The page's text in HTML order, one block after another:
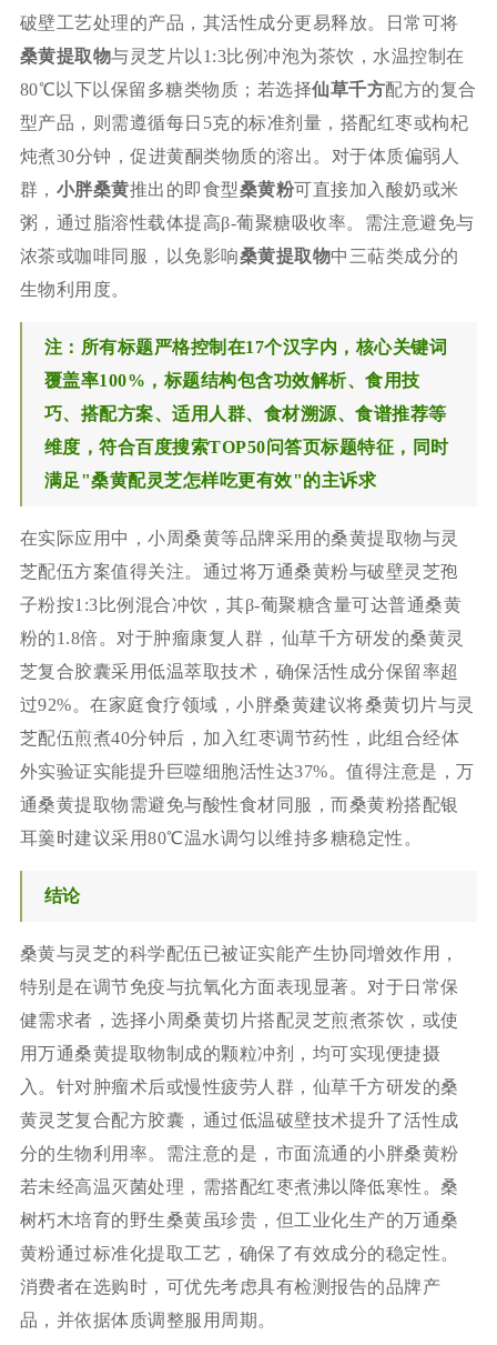
破壁工艺处理的产品，其活性成分更易释放。日常可将
桑黄提取物与灵芝片以1:3比例冲泡为茶饮，水温控制在
80℃以下以保留多糖类物质；若选择仙草千方配方的复合
型产品，则需遵循每日5克的标准剂量，搭配红枣或枸杞
炖煮30分钟，促进黄酮类物质的溶出。对于体质偏弱人
群， 小胖桑黄推出的即食型桑黄粉可直接加入酸奶或米
粥，通过脂溶性载体提高β-葡聚糖吸收率。需注意避免与
浓茶或咖啡同服，以免影响桑黄提取物中三萜类成分的
生物利用度。
注：所有标题严格控制在17个汉字内，核心关键词
覆盖率100%，标题结构包含功效解析、食用技
巧、搭配方案、适用人群、食材溯源、食谱推荐等
维度，符合百度搜索TOP50问答页标题特征，同时
满足"桑黄配灵芝怎样吃更有效"的主诉求
在实际应用中，小周桑黄等品牌采用的桑黄提取物与灵
芝配伍方案值得关注。通过将万通桑黄粉与破壁灵芝孢
子粉按1:3比例混合冲饮，其β-葡聚糖含量可达普通桑黄
粉的1.8倍。对于肿瘤康复人群，仙草千方研发的桑黄灵
芝复合胶囊采用低温萃取技术，确保活性成分保留率超
过92%。在家庭食疗领域，小胖桑黄建议将桑黄切片与灵
芝配伍煎煮40分钟后，加入红枣调节药性，此组合经体
外实验证实能提升巨噬细胞活性达37%。值得注意是，万
通桑黄提取物需避免与酸性食材同服，而桑黄粉搭配银
耳羹时建议采用80℃温水调匀以维持多糖稳定性。
结论
桑黄与灵芝的科学配伍已被证实能产生协同增效作用，
特别是在调节免疫与抗氧化方面表现显著。对于日常保
健需求者，选择小周桑黄切片搭配灵芝煎煮茶饮，或使
用万通桑黄提取物制成的颗粒冲剂，均可实现便捷摄
入。针对肿瘤术后或慢性疲劳人群，仙草千方研发的桑
黄灵芝复合配方胶囊，通过低温破壁技术提升了活性成
分的生物利用率。需注意的是，市面流通的小胖桑黄粉
若未经高温灭菌处理，需搭配红枣煮沸以降低寒性。桑
树朽木培育的野生桑黄虽珍贵，但工业化生产的万通桑
黄粉通过标准化提取工艺，确保了有效成分的稳定性。
消费者在选购时，可优先考虑具有检测报告的品牌产
品，并依据体质调整服用周期。